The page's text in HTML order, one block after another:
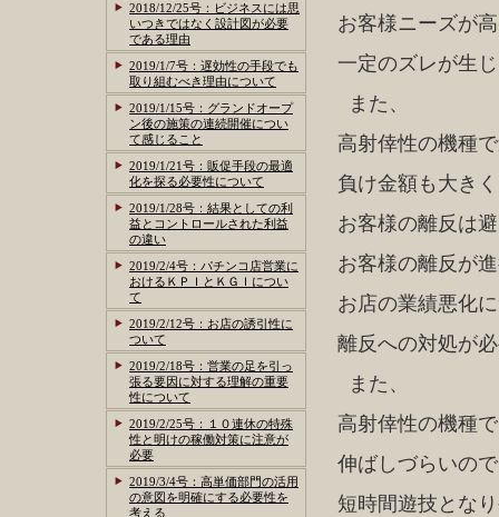
お客様ニーズが
一定のズレが生
また、
高射倖性の機種
負け金額も大き
お客様の離反は
お客様の離反が
お店の業績悪化
離反への対処が
また、
高射倖性の機種
伸ばしづらいの
短時間遊技とな
2018/12/25号：ビジネスには思
いつきではなく設計図が必要
である理由
2019/1/7号：遅効性の手段でも
取り組むべき理由について
2019/1/15号：グランドオープ
ン後の施策の連続開催につい
て感じること
2019/1/21号：販促手段の最適
化を探る必要性について
2019/1/28号：結果としての利
益とコントロールされた利益
の違い
2019/2/4号：パチンコ店営業に
おけるＫＰＩとＫＧＩについ
て
2019/2/12号：お店の誘引性に
ついて
2019/2/18号：営業の足を引っ
張る要因に対する理解の重要
性について
2019/2/25号：１０連休の特殊
性と明けの稼働対策に注意が
必要
2019/3/4号：高単価部門の活用
の意図を明確にする必要性を
考える